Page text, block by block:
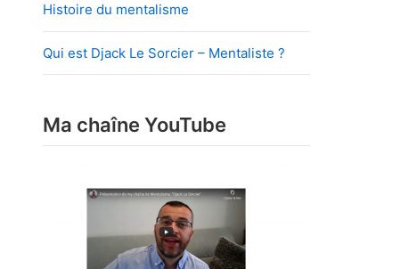
Histoire du mentalisme
Qui est Djack Le Sorcier – Mentaliste ?
Ma chaîne YouTube